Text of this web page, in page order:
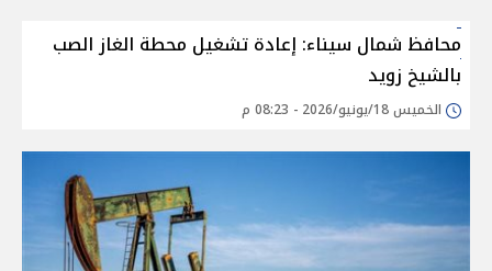
محافظ شمال سيناء: إعادة تشغيل محطة الغاز الصب
بالشيخ زويد
الخميس 18/يونيو/2026 - 08:23 م